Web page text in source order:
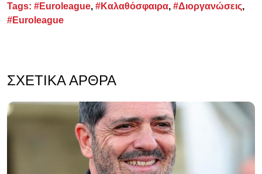
Tags: #Euroleague, #Καλαθόσφαιρα, #Διοργανώσεις,
#Euroleague
ΣΧΕΤΙΚΆ ΆΡΘΡΑ